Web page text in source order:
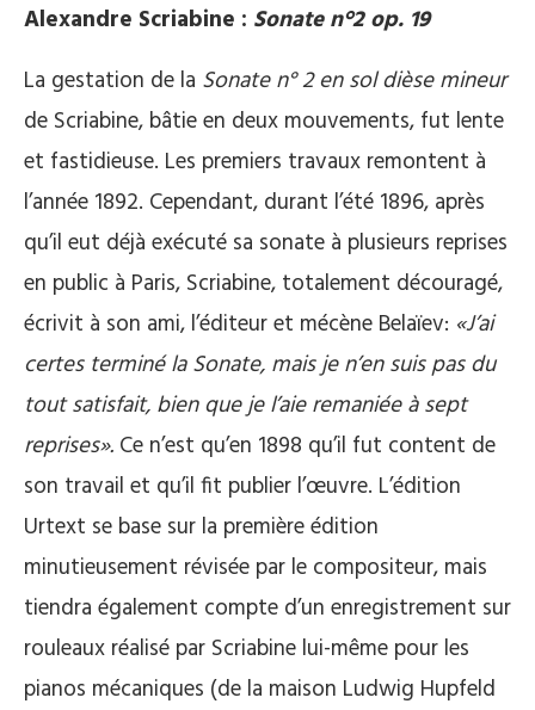
Alexandre Scriabine : Sonate n°2 op. 19
La gestation de la Sonate n° 2 en sol dièse mineur
de Scriabine, bâtie en deux mouvements, fut lente
et fastidieuse. Les premiers travaux remontent à
l’année 1892. Cependant, durant l’été 1896, après
qu’il eut déjà exécuté sa sonate à plusieurs reprises
en public à Paris, Scriabine, totalement découragé,
écrivit à son ami, l’éditeur et mécène Belaïev: «J’ai
certes terminé la Sonate, mais je n’en suis pas du
tout satisfait, bien que je l’aie remaniée à sept
reprises». Ce n’est qu’en 1898 qu’il fut content de
son travail et qu’il fit publier l’œuvre. L’édition
Urtext se base sur la première édition
minutieusement révisée par le compositeur, mais
tiendra également compte d’un enregistrement sur
rouleaux réalisé par Scriabine lui-même pour les
pianos mécaniques (de la maison Ludwig Hupfeld